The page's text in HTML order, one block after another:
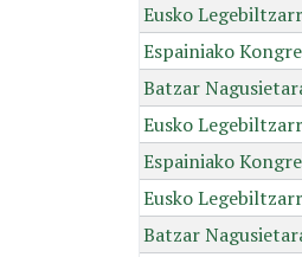
Eusko
Espainiako
Batzar
Eusko
Espainiako
Eusko
Batzar